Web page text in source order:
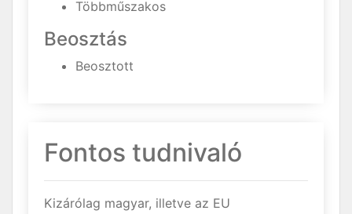
Többműszakos
Beosztás
Beosztott
Fontos tudnivaló
Kizárólag magyar, illetve az EU